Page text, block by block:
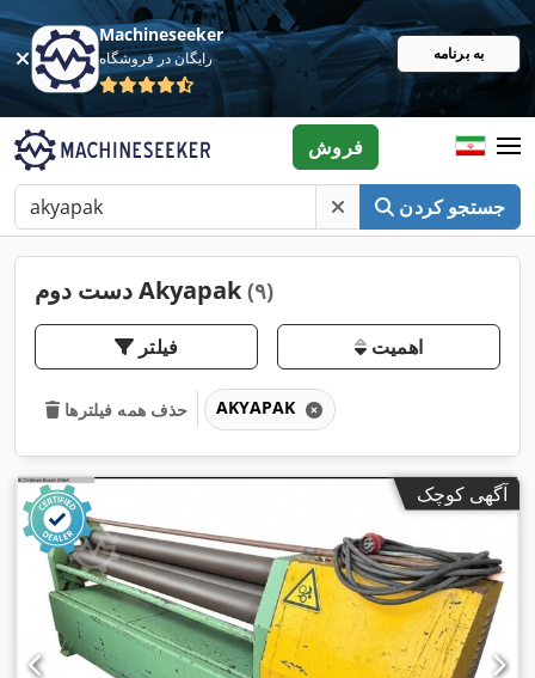
Machineseeker
رایگان در فروشگاه به برنامه
جستجو کردن
فروش
دست دوم Akyapak (۹)
فیلتر اهمیت
حذف همه فیلترها AKYAPAK
آگهی کوچک